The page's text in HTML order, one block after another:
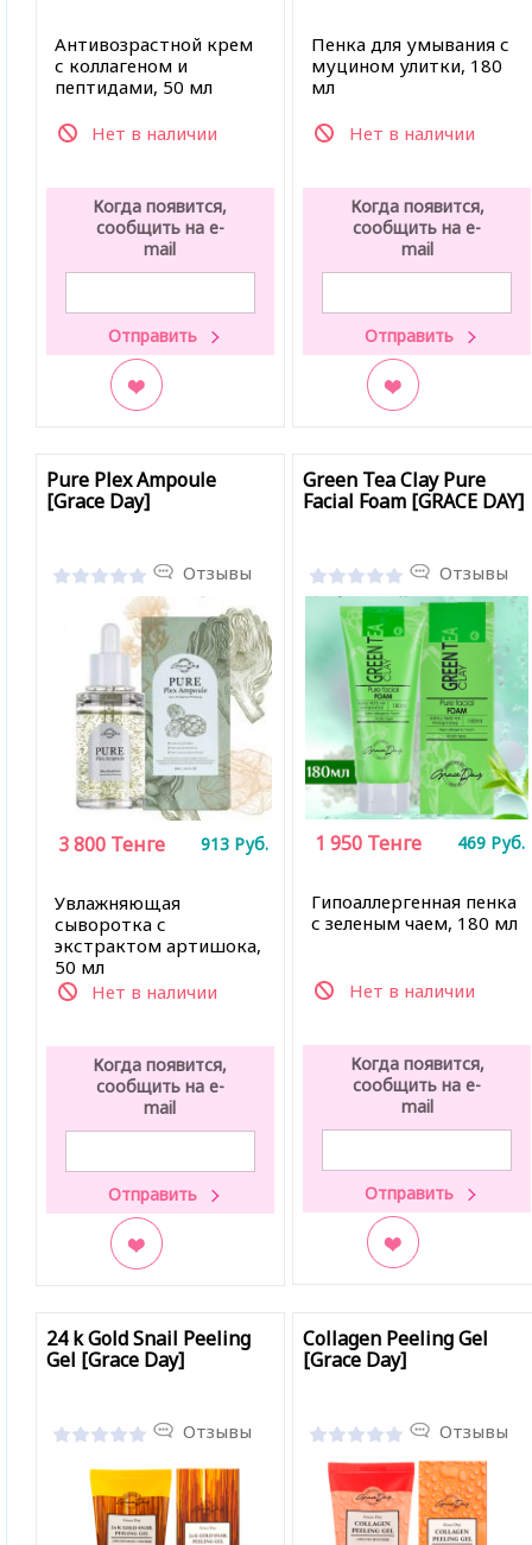
Антивозрастной крем
с коллагеном и
пептидами, 50 мл
Нет в наличии
Когда появится,
сообщить на e-
mail
Пенка для умывания с
муцином улитки, 180
мл
Нет в наличии
Когда появится,
сообщить на e-
mail
Pure Plex Ampoule
[Grace Day]
Отзывы
Увлажняющая
сыворотка с
экстрактом артишока,
50 мл
Нет в наличии
3 800 Тенге 913 Руб.
Когда появится,
сообщить на e-
mail
Green Tea Clay Pure
Facial Foam [GRACE DAY]
Отзывы
Гипоаллергенная пенка
с зеленым чаем, 180 мл
Нет в наличии
1 950 Тенге 469 Руб.
Когда появится,
сообщить на e-
mail
24 k Gold Snail Peeling
Gel [Grace Day]
Отзывы
Collagen Peeling Gel
[Grace Day]
Отзывы